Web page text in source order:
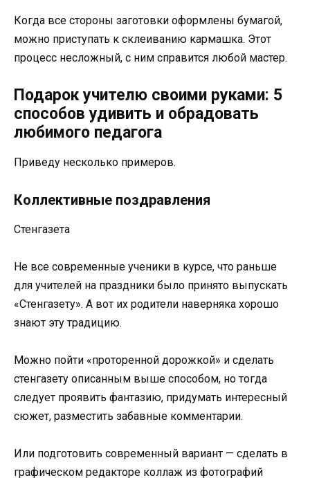
Когда все стороны заготовки оформлены бумагой,
можно приступать к склеиванию кармашка. Этот
процесс несложный, с ним справится любой мастер.
Подарок учителю своими руками: 5
способов удивить и обрадовать
любимого педагога
Приведу несколько примеров.
Коллективные поздравления
Стенгазета
Не все современные ученики в курсе, что раньше
для учителей на праздники было принято выпускать
«Стенгазету». А вот их родители наверняка хорошо
знают эту традицию.
Можно пойти «проторенной дорожкой» и сделать
стенгазету описанным выше способом, но тогда
следует проявить фантазию, придумать интересный
сюжет, разместить забавные комментарии.
Или подготовить современный вариант — сделать в
графическом редакторе коллаж из фотографий